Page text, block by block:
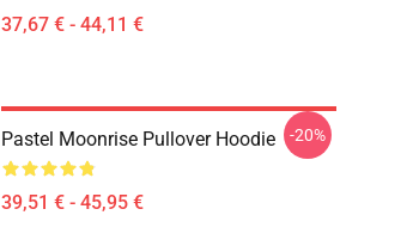
37,67 € - 44,11 €
Pastel Moonrise Pullover Hoodie
39,51 € - 45,95 €
-20%